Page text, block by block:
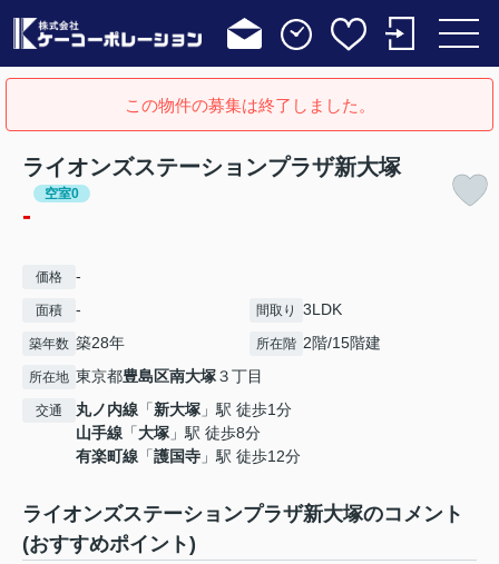
この物件の募集は終了しました。
ライオンズステーションプラザ新大塚
空室0
-
価格 -
面積 - 間取り 3LDK
築年数 築28年 所在階 2階/15階建
所在地 東京都豊島区南大塚３丁目
交通 丸ノ内線 「新大塚 」駅 徒歩1分
山手線 「大塚 」駅 徒歩8分
有楽町線 「護国寺 」駅 徒歩12分
ライオンズステーションプラザ新大塚のコメント
(おすすめポイント)